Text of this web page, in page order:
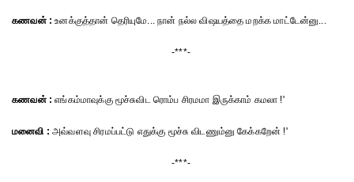
கணவன் : உனக்குத்தான் தெரியுமே... நான் நல்ல விஷயத்தை மறக்க மாட்டேன்னு...
-***-
கணவன் : எங்கம்மாவுக்கு மூச்சுவிட ரொம்ப சிரமமா இருக்காம் கமலா !'
மனைவி : அவ்வளவு சிரமப்பட்டு எதுக்கு மூச்சு விடணும்னு கேக்கறேன் !'
-***-